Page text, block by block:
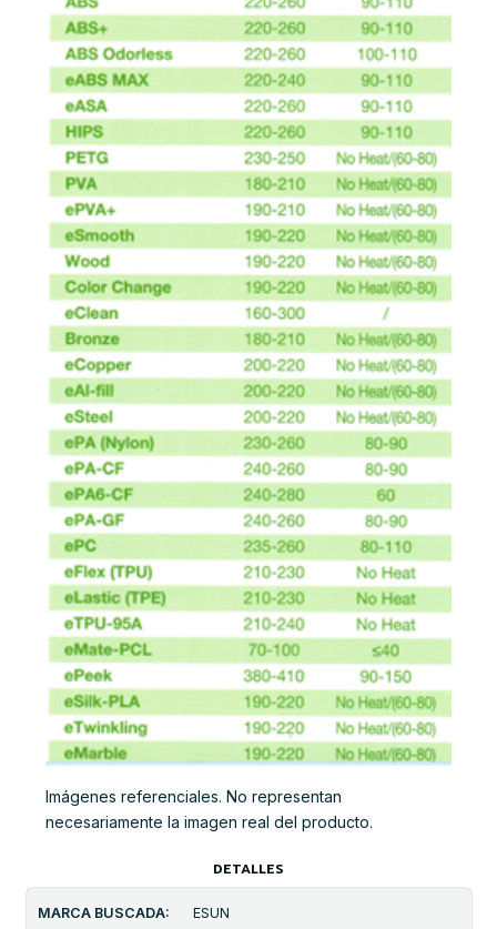
Imágenes referenciales. No representan
necesariamente la imagen real del producto.
DETALLES
MARCA BUSCADA: ESUN